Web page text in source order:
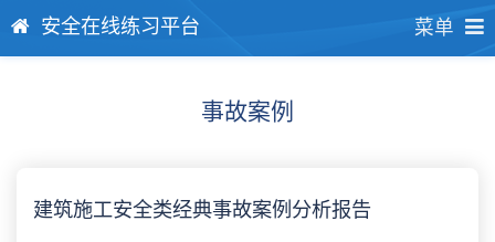
安全在线练习平台 菜单
事故案例
建筑施工安全类经典事故案例分析报告